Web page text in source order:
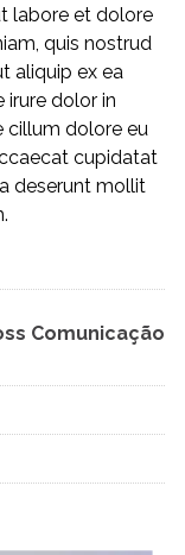
labore et dolore
quis nostrud
aliquip ex ea
dolor in
cillum dolore eu
cupidatat
deserunt mollit
Comunicação